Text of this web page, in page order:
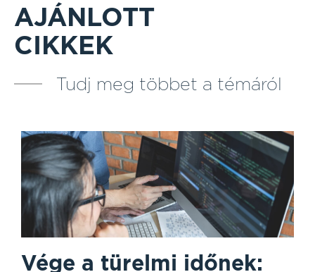
AJÁNLOTT
CIKKEK
Tudj meg többet a témáról
Vége a türelmi időnek: